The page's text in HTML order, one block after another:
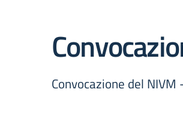
Convocazione del